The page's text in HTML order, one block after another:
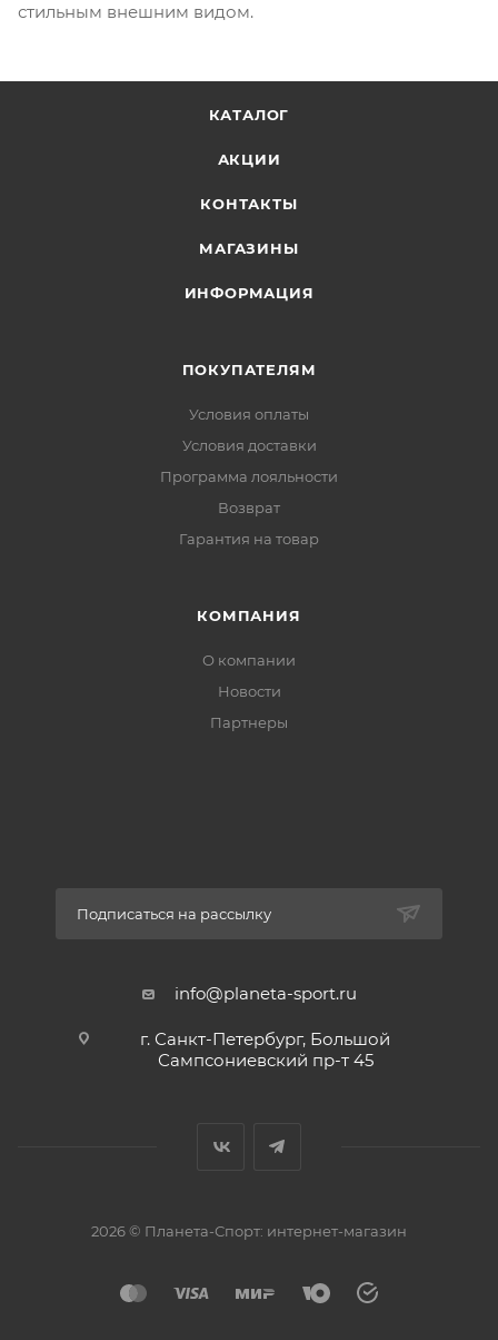
стильным внешним видом.
КАТАЛОГ
АКЦИИ
КОНТАКТЫ
МАГАЗИНЫ
ИНФОРМАЦИЯ
ПОКУПАТЕЛЯМ
Условия оплаты
Условия доставки
Программа лояльности
Возврат
Гарантия на товар
КОМПАНИЯ
О компании
Новости
Партнеры
Подписаться на рассылку
info@planeta-sport.ru
г. Санкт-Петербург, Большой
Сампсониевский пр-т 45
2026 © Планета-Спорт: интернет-магазин